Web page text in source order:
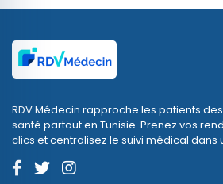
RDV Médecin rapproche les patients
santé partout en Tunisie. Prenez vos
clics et centralisez le suivi médical dans